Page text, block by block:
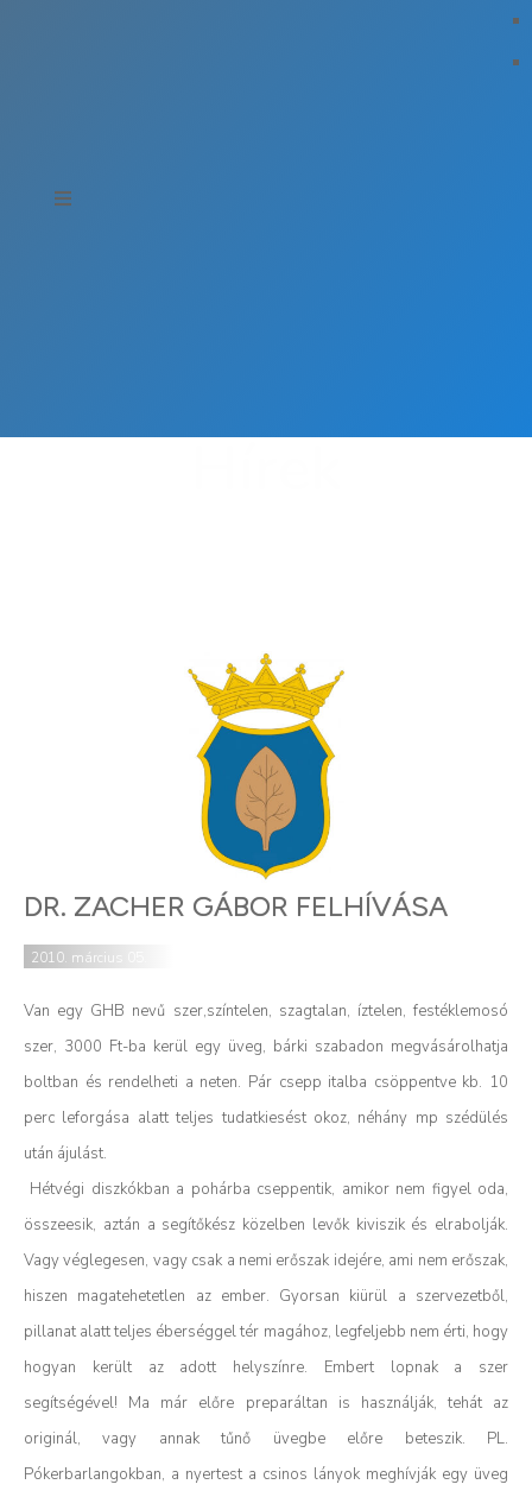
DR. ZACHER GÁBOR FELHÍVÁSA
2010. március 05.
Van egy GHB nevű szer,színtelen, szagtalan, íztelen, festéklemosó
szer, 3000 Ft-ba kerül egy üveg, bárki szabadon megvásárolhatja
boltban és rendelheti a neten. Pár csepp italba csöppentve kb. 10
perc leforgása alatt teljes tudatkiesést okoz, néhány mp szédülés
után ájulást.
Hétvégi diszkókban a pohárba cseppentik, amikor nem figyel oda,
összeesik, aztán a segítőkész közelben levők kiviszik és elrabolják.
Vagy véglegesen, vagy csak a nemi erőszak idejére, ami nem erőszak,
hiszen magatehetetlen az ember. Gyorsan kiürül a szervezetből,
pillanat alatt teljes éberséggel tér magához, legfeljebb nem érti, hogy
hogyan került az adott helyszínre. Embert lopnak a szer
segítségével! Ma már előre preparáltan is használják, tehát az
originál, vagy annak tűnő üvegbe előre beteszik. PL.
Pókerbarlangokban, a nyertest a csinos lányok meghívják egy üveg